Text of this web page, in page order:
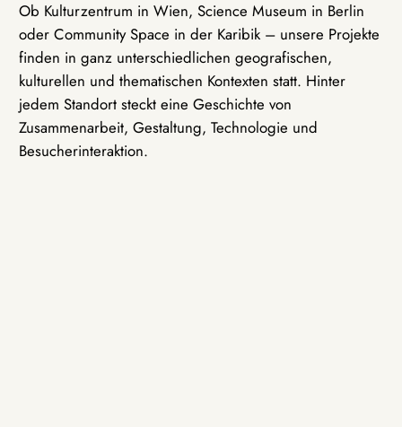
Ob Kulturzentrum in Wien, Science Museum in Berlin
oder Community Space in der Karibik – unsere Projekte
finden in ganz unterschiedlichen geografischen,
kulturellen und thematischen Kontexten statt. Hinter
jedem Standort steckt eine Geschichte von
Zusammenarbeit, Gestaltung, Technologie und
Besucherinteraktion.